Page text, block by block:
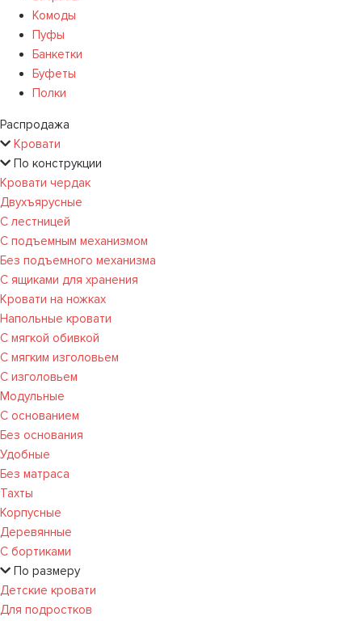
Комоды
Пуфы
Банкетки
Буфеты
Полки
Распродажа
Кровати
По конструкции
Кровати чердак
Двухъярусные
С лестницей
С подъемным механизмом
Без подъемного механизма
С ящиками для хранения
Кровати на ножках
Напольные кровати
С мягкой обивкой
С мягким изголовьем
С изголовьем
Модульные
С основанием
Без основания
Удобные
Без матраса
Тахты
Корпусные
Деревянные
С бортиками
По размеру
Детские кровати
Для подростков